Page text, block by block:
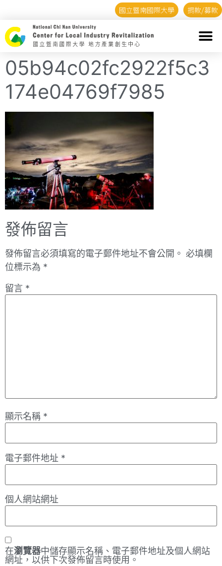
國立暨南國際大學 捐款/募款
05b94c02fc2922f5c3
174e04769f7985
發佈留言
發佈留言必須填寫的電子郵件地址不會公開。 必填欄
位標示為 *
留言 *
顯示名稱 *
電子郵件地址 *
個人網站網址
在瀏覽器中儲存顯示名稱、電子郵件地址及個人網站
網址，以供下次發佈留言時使用。